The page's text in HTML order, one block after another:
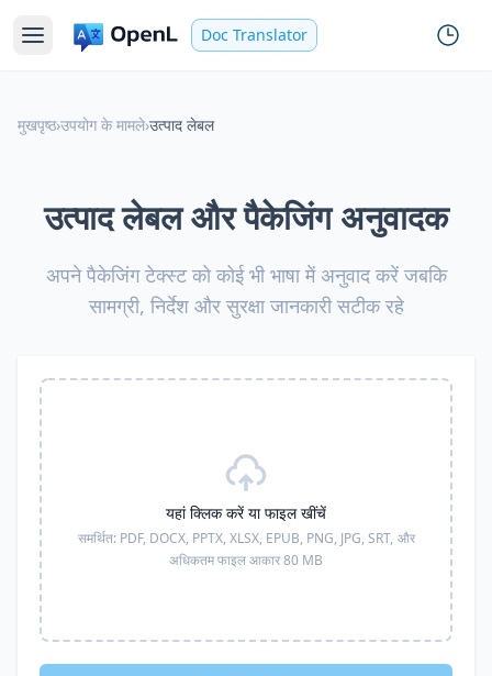
Doc Translator
मुखपृष्ठ›उपयोग के मामले›उत्पाद लेबल
उत्पाद लेबल और पैकेजिंग अनुवादक
अपने पैकेजिंग टेक्स्ट को कोई भी भाषा में अनुवाद करें जबकि
सामग्री, निर्देश और सुरक्षा जानकारी सटीक रहे
यहां क्लिक करें या फाइल खींचें
समर्थित: PDF, DOCX, PPTX, XLSX, EPUB, PNG, JPG, SRT, और
अधिकतम फाइल आकार 80 MB